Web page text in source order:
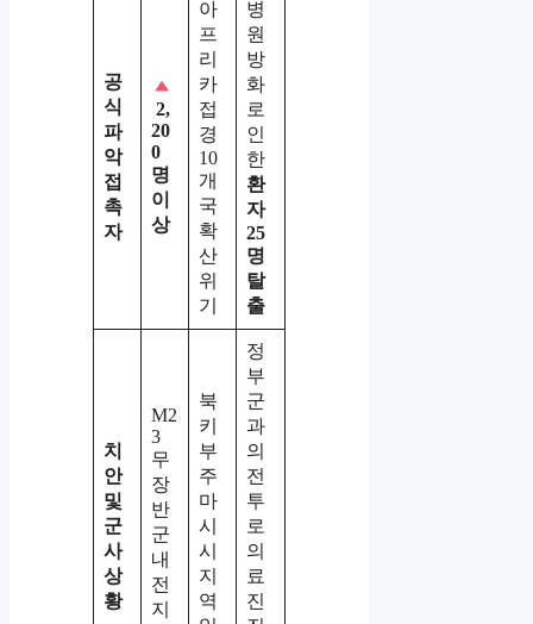
공
식
파
악
접
촉
자
2,
20
0
명
이
상
아
프
리
카
접
경
10
개
국
확
산
위
기
병
원
방
화
로
인
한
환
자
25
명
탈
출
치
안
및
군
사
상
황
M2
3
무
장
반
군
내
전
지
북
키
부
주
마
시
시
지
역
정
부
군
과
의
전
투
로
의
료
진